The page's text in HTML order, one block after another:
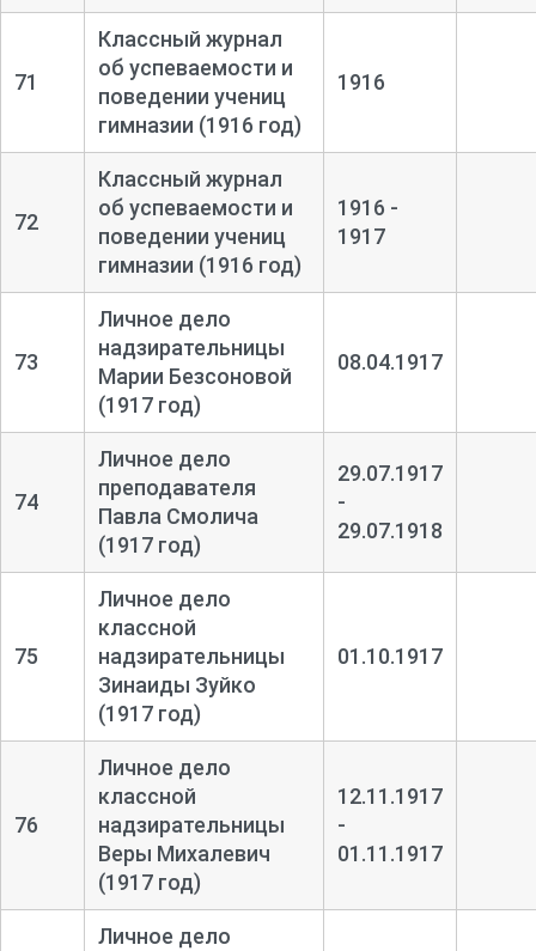
71
Классный журнал
об успеваемости и
поведении учениц
гимназии (1916 год)
1916
72
Классный журнал
об успеваемости и
поведении учениц
гимназии (1916 год)
1916 -
1917
73
Личное дело
надзирательницы
Марии Безсоновой
(1917 год)
08.04.1917
74
Личное дело
преподавателя
Павла Смолича
(1917 год)
29.07.1917
-
29.07.1918
75
Личное дело
классной
надзирательницы
Зинаиды Зуйко
(1917 год)
01.10.1917
76
Личное дело
классной
надзирательницы
Веры Михалевич
(1917 год)
12.11.1917
-
01.11.1917
Личное дело